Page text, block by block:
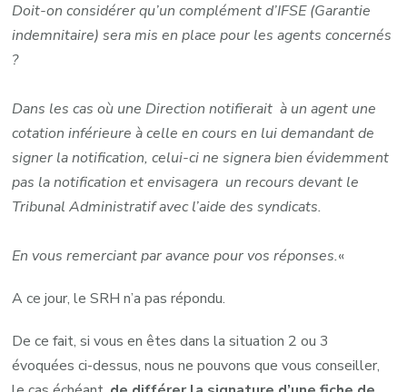
Doit-on considérer qu’un complément d’IFSE (Garantie
indemnitaire) sera mis en place pour les agents concernés
?
Dans les cas où une Direction notifierait à un agent une
cotation inférieure à celle en cours en lui demandant de
signer la notification, celui-ci ne signera bien évidemment
pas la notification et envisagera un recours devant le
Tribunal Administratif avec l’aide des syndicats.
En vous remerciant par avance pour vos réponses.«
A ce jour, le SRH n’a pas répondu.
De ce fait, si vous en êtes dans la situation 2 ou 3
évoquées ci-dessus, nous ne pouvons que vous conseiller,